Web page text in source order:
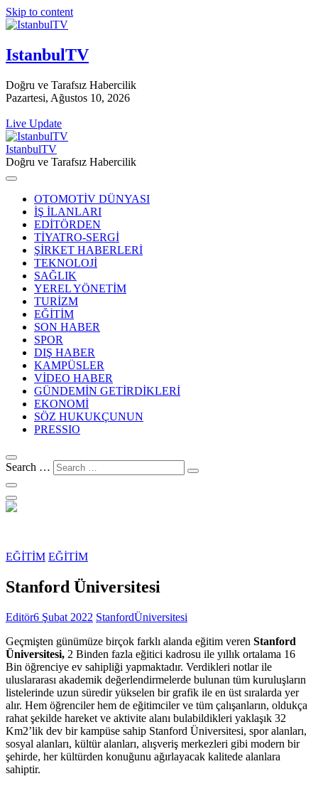
Skip to content
IstanbulTV
Doğru ve Tarafsız Habercilik
Pazartesi, Ağustos 10, 2026
Live Update
IstanbulTV
Doğru ve Tarafsız Habercilik
OTOMOTİV DÜNYASI
İŞ İLANLARI
EDİTÖRDEN
TİYATRO-SERGİ
ŞİRKET HABERLERİ
TEKNOLOJİ
SAĞLIK
YEREL YÖNETİM
TURİZM
EĞİTİM
SON HABER
SPOR
DIŞ HABER
KAMPÜSLER
VİDEO HABER
GÜNDEMİN GETİRDİKLERİ
EKONOMİ
SÖZ HUKUKÇUNUN
PRESSIO
Search …
EĞİTİM EĞİTİM
Stanford Üniversitesi
Editör6 Şubat 2022 StanfordÜniversitesi
Geçmişten günümüze birçok farklı alanda eğitim veren Stanford
Üniversitesi, 2 Binden fazla eğitici kadrosu ile yıllık ortalama 16
Bin öğrenciye ev sahipliği yapmaktadır. Verdikleri notlar ile
uluslararası akademik değerlendirmelerde bulunan tüm kuruluşların
listelerinde uzun süredir yükselen bir grafik ile en üst sıralarda yer
alır. Hem öğrenciler hem de eğitimciler ve tüm çalışanların, oldukça
rahat şekilde hareket ve aktivite alanı bulabildikleri yaklaşık 32
Km2’lik dev bir kampüse sahip Stanford Üniversitesi, spor alanları,
sosyal alanları, kültür alanları, alışveriş merkezleri gibi modern bir
şehirde, her kültürden konuğunu ağırlayacak kalitede alanlara
sahiptir.